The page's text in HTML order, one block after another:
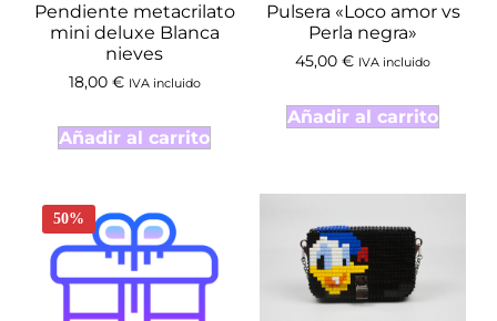
Pendiente metacrilato
mini deluxe Blanca
nieves
18,00 € IVA incluido
Añadir al carrito
Pulsera «Loco amor vs
Perla negra»
45,00 € IVA incluido
Añadir al carrito
50%